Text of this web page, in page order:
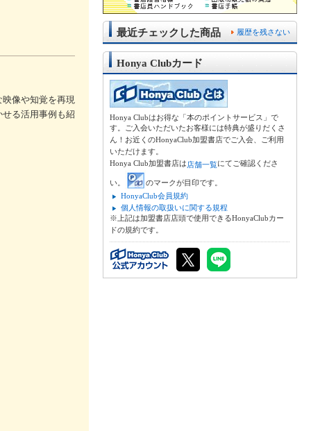
像や知覚を再現
る活用事例も紹
履歴を残さない
最近チェックした商品
Honya Clubカード
Honya Clubはお得な「本のポイントサービス」で
す。ご入会いただいたお客様には特典が盛りだくさ
ん！お近くのHonyaClub加盟書店でご入会、ご利用
いただけます。
Honya Club加盟書店は店舗一覧にてご確認くださ
い。
のマークが目印です。
HonyaClub会員規約
個人情報の取扱いに関する規程
※上記は加盟書店店頭で使用できるHonyaClubカー
ドの規約です。